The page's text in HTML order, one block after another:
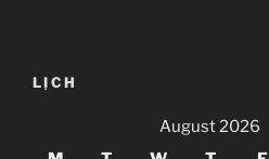
LỊCH
August 2026